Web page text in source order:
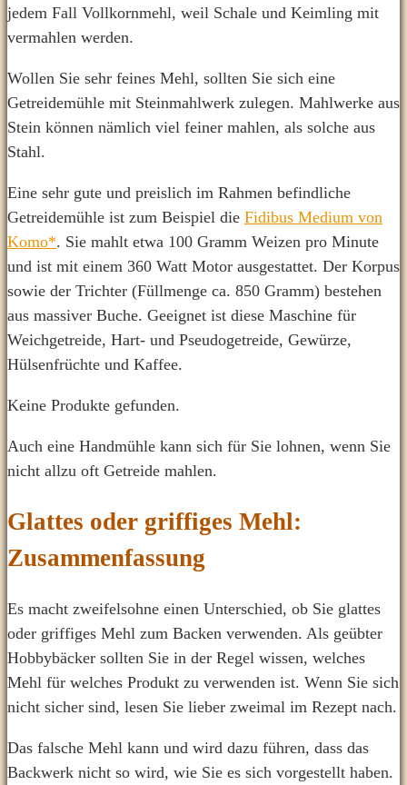
jedem Fall Vollkornmehl, weil Schale und Keimling mit
vermahlen werden.
Wollen Sie sehr feines Mehl, sollten Sie sich eine
Getreidemühle mit Steinmahlwerk zulegen. Mahlwerke aus
Stein können nämlich viel feiner mahlen, als solche aus
Stahl.
Eine sehr gute und preislich im Rahmen befindliche
Getreidemühle ist zum Beispiel die Fidibus Medium von
Komo*. Sie mahlt etwa 100 Gramm Weizen pro Minute
und ist mit einem 360 Watt Motor ausgestattet. Der Korpus
sowie der Trichter (Füllmenge ca. 850 Gramm) bestehen
aus massiver Buche. Geeignet ist diese Maschine für
Weichgetreide, Hart- und Pseudogetreide, Gewürze,
Hülsenfrüchte und Kaffee.
Keine Produkte gefunden.
Auch eine Handmühle kann sich für Sie lohnen, wenn Sie
nicht allzu oft Getreide mahlen.
Glattes oder griffiges Mehl:
Zusammenfassung
Es macht zweifelsohne einen Unterschied, ob Sie glattes
oder griffiges Mehl zum Backen verwenden. Als geübter
Hobbybäcker sollten Sie in der Regel wissen, welches
Mehl für welches Produkt zu verwenden ist. Wenn Sie sich
nicht sicher sind, lesen Sie lieber zweimal im Rezept nach.
Das falsche Mehl kann und wird dazu führen, dass das
Backwerk nicht so wird, wie Sie es sich vorgestellt haben.